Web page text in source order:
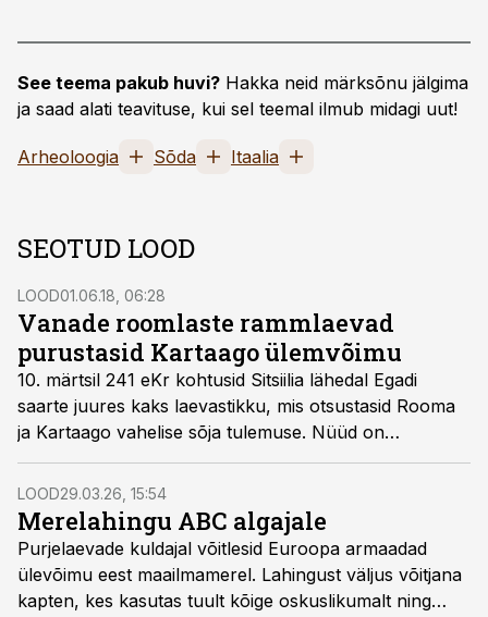
See teema pakub huvi? Hakka neid märksõnu jälgima
ja saad alati teavituse, kui sel teemal ilmub midagi uut!
Arheoloogia Sõda Itaalia
SEOTUD LOOD
LOOD01.06.18, 06:28
Vanade roomlaste rammlaevad
purustasid Kartaago ülemvõimu
10. märtsil 241 eKr kohtusid Sitsiilia lähedal Egadi
saarte juures kaks laevastikku, mis otsustasid Rooma
ja Kartaago vahelise sõja tulemuse. Nüüd on
arheoloogid leidnud koha, kus lahing aset leidis.
Avastus pööras teadlaste senised teadmised antiikaja
merelahingute kohta pea peale.
LOOD29.03.26, 15:54
Merelahingu ABC algajale
Purjelaevade kuldajal võitlesid Euroopa armaadad
ülevõimu eest maailmamerel. Lahingust väljus võitjana
kapten, kes kasutas tuult kõige oskuslikumalt ning